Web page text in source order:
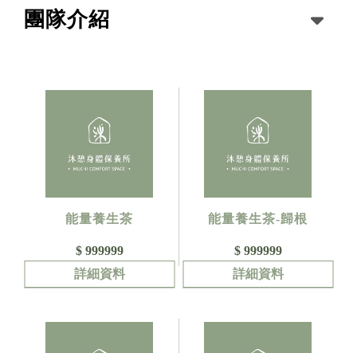
團隊介紹
能量養生茶
$ 999999
詳細資料
能量養生茶-歸根
$ 999999
詳細資料